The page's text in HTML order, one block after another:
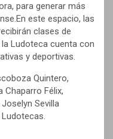
para generar más
este espacio, las
clases de
Ludoteca cuenta con
y deportivas.
Quintero,
Chaparro Félix,
Sevilla
Ludotecas.